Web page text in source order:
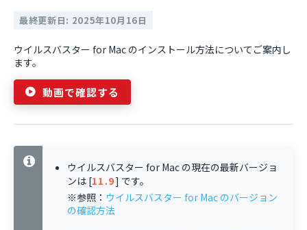
最終更新日: 2025年10月16日
ウイルスバスター for Mac のインストール方法についてご案内し
ます。
動画で確認する
ウイルスバスター for Mac の現在の最新バージョ
ンは [11.9] です。
※参照： ウイルスバスター for Mac のバージョン
の確認方法